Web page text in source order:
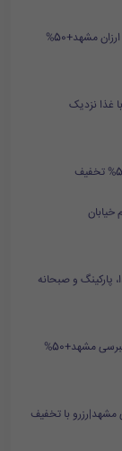
هتل های مشهد با غذای سلف سرویس | هتل سلف سرویس ارزان مشهد+50%
غذا نزدیک
پارکینگ و صبحانه
مسافرخانه ارزان مشهد طبرسی | قیمت و شماره مسافرخانه طبرسی مشهد+50%
با تخفیف